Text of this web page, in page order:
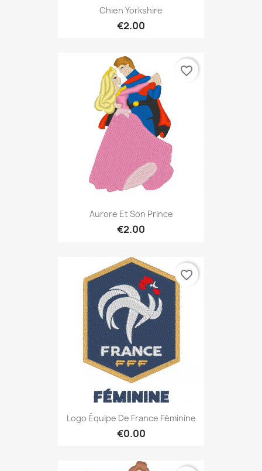
Chien Yorkshire
€2.00
Aurore Et Son Prince
€2.00
favorite_border
Logo Équipe De France Féminine
€0.00
favorite_border